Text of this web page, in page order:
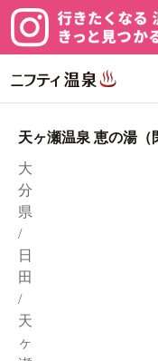
天ヶ瀬温泉 恵の湯（
大
分
県
/
日
田
/
天
ヶ